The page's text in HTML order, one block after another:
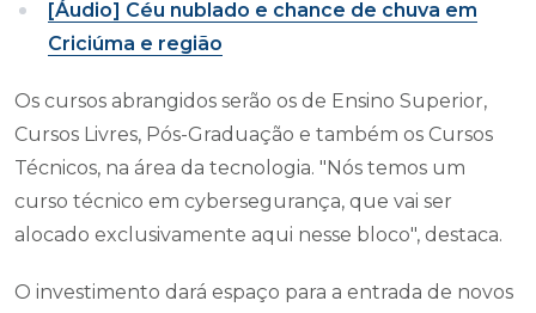
[Áudio] Céu nublado e chance de chuva em
Criciúma e região
Os cursos abrangidos serão os de Ensino Superior,
Cursos Livres, Pós-Graduação e também os Cursos
Técnicos, na área da tecnologia. "Nós temos um
curso técnico em cybersegurança, que vai ser
alocado exclusivamente aqui nesse bloco", destaca.
O investimento dará espaço para a entrada de novos